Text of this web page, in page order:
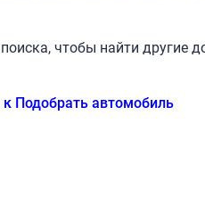
чтобы найти другие
к Подобрать автомобиль